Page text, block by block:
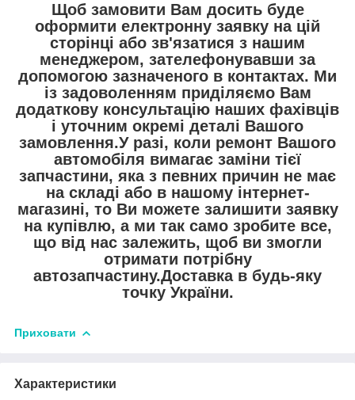
Щоб замовити Вам досить буде
оформити електронну заявку на цій
сторінці або зв'язатися з нашим
менеджером, зателефонувавши за
допомогою зазначеного в контактах. Ми
із задоволенням приділяємо Вам
додаткову консультацію наших фахівців
і уточним окремі деталі Вашого
замовлення.У разі, коли ремонт Вашого
автомобіля вимагає заміни тієї
запчастини, яка з певних причин не має
на складі або в нашому інтернет-
магазині, то Ви можете залишити заявку
на купівлю, а ми так само зробите все,
що від нас залежить, щоб ви змогли
отримати потрібну
автозапчастину.Доставка в будь-яку
точку України.
Приховати
Характеристики